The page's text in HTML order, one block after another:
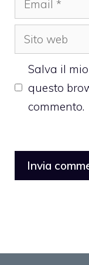
Sito
web
Salva il
questo
commento.